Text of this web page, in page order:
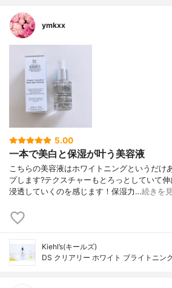
ymkxx
5.00
一本で美白と保湿が叶う美容液
こちらの美容液はホワイトニングというだけ
プします?テクスチャーもとろっとしていて
浸透していくのを感じます！保湿力…続きを
Kiehl’s(キールズ)
DS クリアリー ホワイト ブライトニン